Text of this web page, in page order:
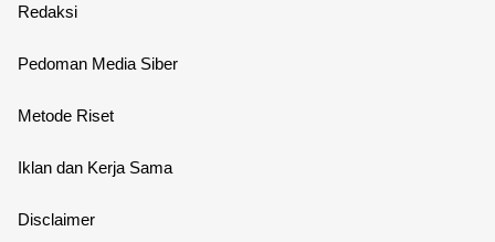
Redaksi
Pedoman Media Siber
Metode Riset
Iklan dan Kerja Sama
Disclaimer